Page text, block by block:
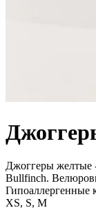
Джоггеры желтые
Bullfinch.
Гипоаллергенные
XS, S, M